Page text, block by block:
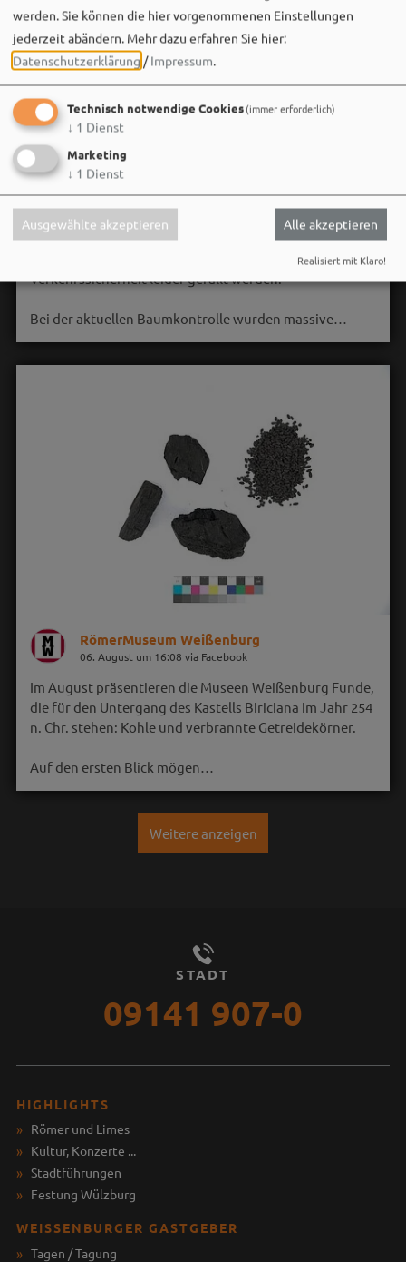
Stadt Weißenburg i.Bay.
🌳 **Verkehrssicherungsmaßnahme am Seeweiher**
Die alte Weide am Seeweiher muss aus Gründen der
Verkehrssicherheit leider gefällt werden.
Bei der aktuellen Baumkontrolle wurden massive…
RömerMuseum Weißenburg
06. August um 16:08 via Facebook
Im August präsentieren die Museen Weißenburg Funde,
die für den Untergang des Kastells Biriciana im Jahr 254
n. Chr. stehen: Kohle und verbrannte Getreidekörner.
Auf den ersten Blick mögen…
Weitere anzeigen
STADT
09141 907-0
HIGHLIGHTS
Römer und Limes
Kultur, Konzerte ...
Stadtführungen
Festung Wülzburg
WEISSENBURGER GASTGEBER
Tagen / Tagung
werden. Sie können die hier vorgenommenen Einstellungen
jederzeit abändern. Mehr dazu erfahren Sie hier:
Datenschutzerklärung /Impressum.
Technisch notwendige Cookies(immer erforderlich)
↓ 1 Dienst
Marketing
↓ 1 Dienst
Ausgewählte akzeptieren Alle akzeptieren
Realisiert mit Klaro!